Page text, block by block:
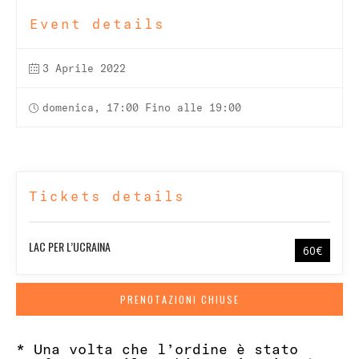
Event details
3 Aprile 2022
domenica, 17:00 Fino alle 19:00
Tickets details
35€
LAC PER L’UCRAINA
PRENOTAZIONI CHIUSE